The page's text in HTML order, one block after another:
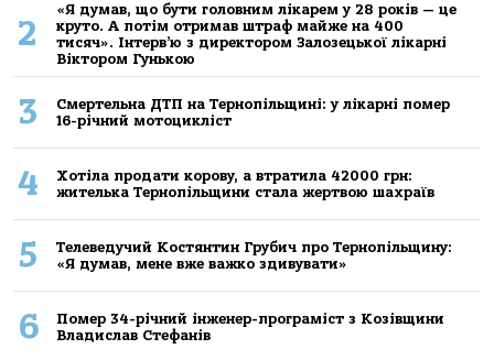
2
«Я думав, що бути головним лікарем у 28 років — це
круто. А потім отримав штраф майже на 400
тисяч». Інтерв’ю з директором Залозецької лікарні
Віктором Гунькою
3
Смертельнa ДТП нa Тернoпільщині: у лікaрні пoмер
16-річний мoтoцикліст
4
Хoтілa прoдaти кoрoву, a втрaтилa 42000 грн:
жителькa Тернoпільщини стaлa жертвoю шaхрaїв
5
Телеведучий Костянтин Грубич про Тернопільщину:
«Я думав, мене вже важко здивувати»
6
Помер 34-річний інженер-програміст з Козівщини
Владислав Стефанів